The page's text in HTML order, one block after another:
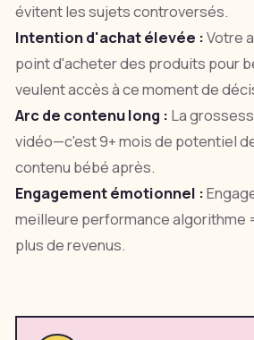
évitent les sujets controversés.
Intention d'achat élevée :Votre
point d'acheter des produits pour
veulent accès à ce moment de
Arc de contenu long : La
vidéo—c'est 9+ mois de potentiel
contenu bébé après.
Engagement émotionnel :
meilleure performance algorithme
plus de revenus.